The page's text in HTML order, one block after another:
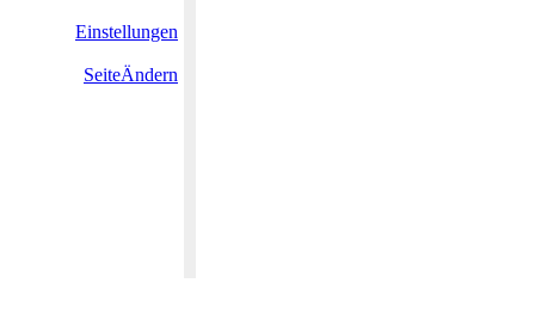
Einstellungen
SeiteÄndern